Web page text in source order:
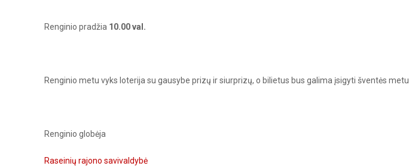
Renginio pradžia 10.00 val.
Renginio metu vyks loterija su gausybe prizų ir siurprizų, o bilietus bus galima įsigyti šventės metu.
Renginio globėja
Raseinių rajono savivaldybė